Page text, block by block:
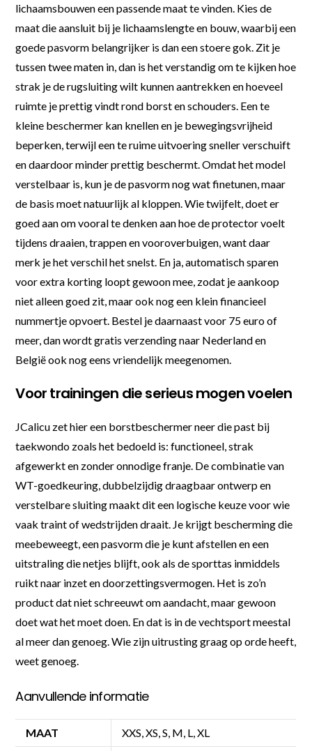
lichaamsbouwen een passende maat te vinden. Kies de
maat die aansluit bij je lichaamslengte en bouw, waarbij een
goede pasvorm belangrijker is dan een stoere gok. Zit je
tussen twee maten in, dan is het verstandig om te kijken hoe
strak je de rugsluiting wilt kunnen aantrekken en hoeveel
ruimte je prettig vindt rond borst en schouders. Een te
kleine beschermer kan knellen en je bewegingsvrijheid
beperken, terwijl een te ruime uitvoering sneller verschuift
en daardoor minder prettig beschermt. Omdat het model
verstelbaar is, kun je de pasvorm nog wat finetunen, maar
de basis moet natuurlijk al kloppen. Wie twijfelt, doet er
goed aan om vooral te denken aan hoe de protector voelt
tijdens draaien, trappen en vooroverbuigen, want daar
merk je het verschil het snelst. En ja, automatisch sparen
voor extra korting loopt gewoon mee, zodat je aankoop
niet alleen goed zit, maar ook nog een klein financieel
nummertje opvoert. Bestel je daarnaast voor 75 euro of
meer, dan wordt gratis verzending naar Nederland en
België ook nog eens vriendelijk meegenomen.
Voor trainingen die serieus mogen voelen
JCalicu zet hier een borstbeschermer neer die past bij
taekwondo zoals het bedoeld is: functioneel, strak
afgewerkt en zonder onnodige franje. De combinatie van
WT-goedkeuring, dubbelzijdig draagbaar ontwerp en
verstelbare sluiting maakt dit een logische keuze voor wie
vaak traint of wedstrijden draait. Je krijgt bescherming die
meebeweegt, een pasvorm die je kunt afstellen en een
uitstraling die netjes blijft, ook als de sporttas inmiddels
ruikt naar inzet en doorzettingsvermogen. Het is zo’n
product dat niet schreeuwt om aandacht, maar gewoon
doet wat het moet doen. En dat is in de vechtsport meestal
al meer dan genoeg. Wie zijn uitrusting graag op orde heeft,
weet genoeg.
Aanvullende informatie
MAAT XXS, XS, S, M, L, XL